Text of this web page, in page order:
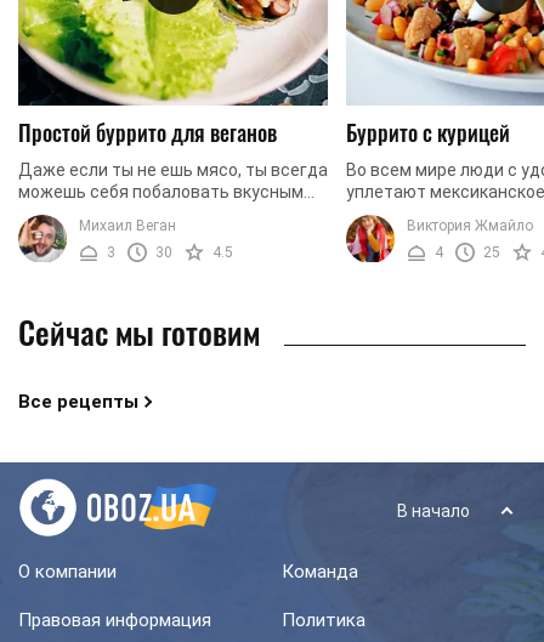
Простой буррито для веганов
Даже если ты не ешь мясо, ты всегда
можешь себя побаловать вкусным
фастфудом. Просто замени мясо на
любимые овощи. А мы поможем вам
приготовить ...
Михаил Веган
3
30 4.5
Буррито с курицей
Во всем мире люди с
уплетают
буррито. Оно весьма
готовится легко и еще
такого человека,
Виктория Жмайло
4
25
Сейчас мы готовим
Все рецепты
В начало
О компании Команда
Правовая информация
Политика